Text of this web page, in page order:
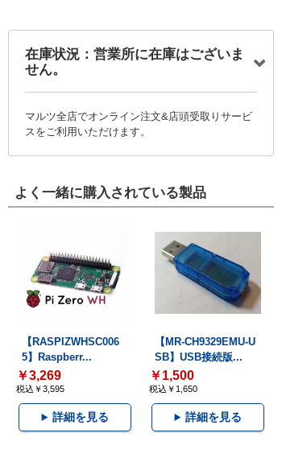
在庫状況：営業所に在庫はございま
せん。
マルツ全店でオンライン注文&店頭受取りサービ
スをご利用いただけます。
よく一緒に購入されている製品
【RASPIZWHSC006
5】Raspberr...
￥3,269
税込￥3,595
詳細を見る
【MR-CH9329EMU-U
SB】USB接続版...
￥1,500
税込￥1,650
詳細を見る